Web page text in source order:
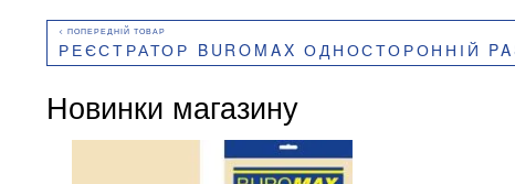
РЕЄСТРАТОР BUROMAX ОДНОСТОРОННІЙ PASTEL А4 50/55 ММ
Новинки магазину